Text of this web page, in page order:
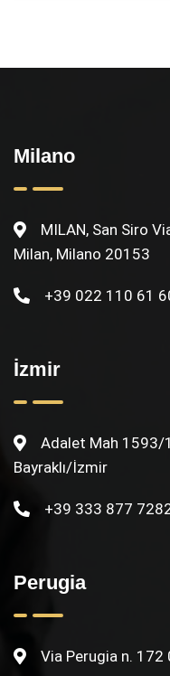
Milano
MILAN, San Siro
Milan, Milano 20153
+39 022 110 61
İzmir
Adalet Mah 1593/
Bayraklı/İzmir
+39 333 877
Perugia
Via Perugia n.